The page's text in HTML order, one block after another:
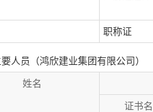
职称证
人员（鸿欣建业集团有限公司）
姓名
证书